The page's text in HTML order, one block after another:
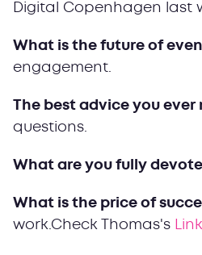
Digital Copenhagen last
What is the future of
engagement.
The best advice you ever
questions.
What are you fully
What is the price of
work.Check Thomas's